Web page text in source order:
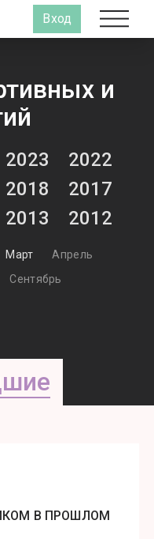
Вход
и
2023
2022
2018
2017
2013 2012
Март
Апрель
Сентябрь
В ПРОШЛОМ